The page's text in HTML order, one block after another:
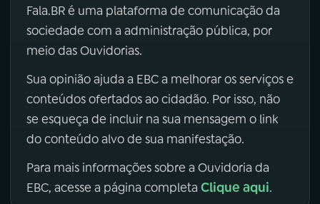
Fala.BR é uma plataforma de comunicação da
sociedade com a administração pública, por
meio das Ouvidorias.
Sua opinião ajuda a EBC a melhorar os serviços e
conteúdos ofertados ao cidadão. Por isso, não
se esqueça de incluir na sua mensagem o link
do conteúdo alvo de sua manifestação.
Para mais informações sobre a Ouvidoria da
EBC, acesse a página completa Clique aqui.